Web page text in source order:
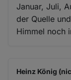
Januar, Juli,
der Quelle
Himmel noch
Heinz König